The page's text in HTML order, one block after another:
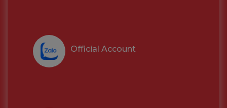
Official Account